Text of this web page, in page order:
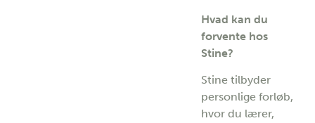
Hvad kan du
forvente hos
Stine?
Stine tilbyder
personlige forløb,
hvor du lærer,